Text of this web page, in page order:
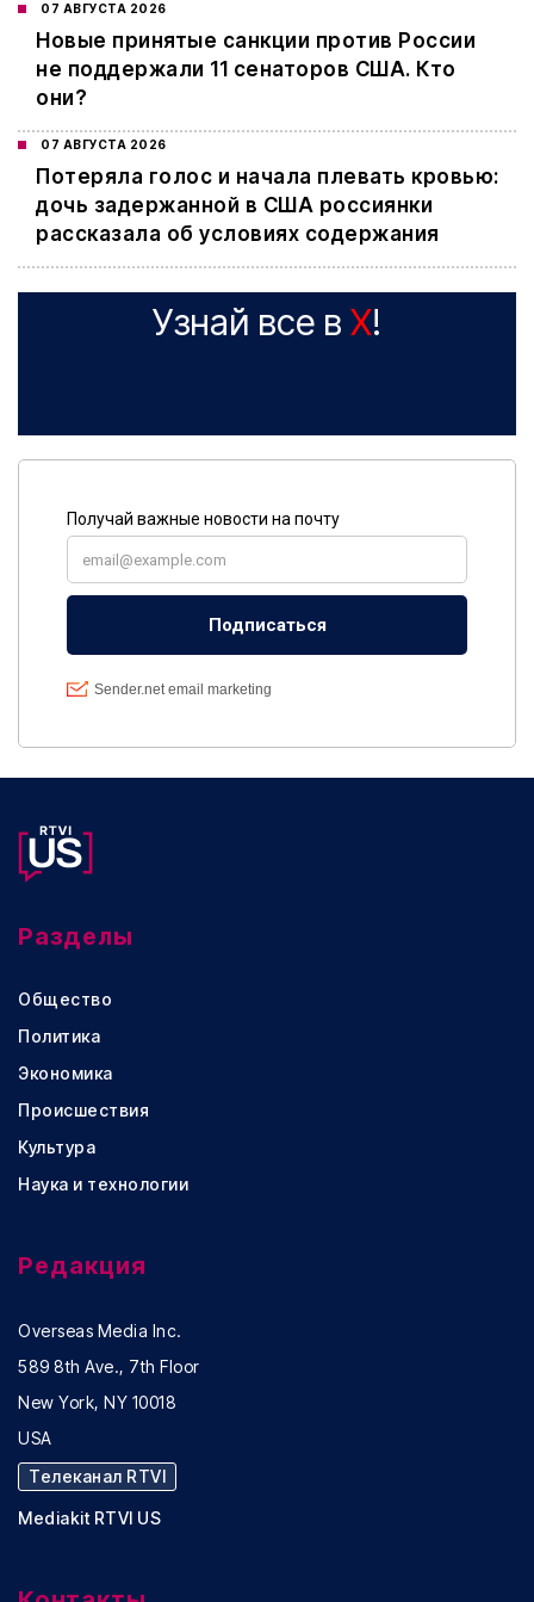
07 АВГУСТА 2026
Новые принятые санкции против России
не поддержали 11 сенаторов США. Кто
они?
07 АВГУСТА 2026
Потеряла голос и начала плевать кровью:
дочь задержанной в США россиянки
рассказала об условиях содержания
Узнай все в X!
Разделы
Общество
Политика
Экономика
Происшествия
Культура
Наука и технологии
Редакция
Overseas Media Inc.
589 8th Ave., 7th Floor
New York, NY 10018
USA
Телеканал RTVI
Mediakit RTVI US